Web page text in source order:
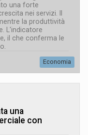
una forte
nei servizi. Il
la produttività
L'indicatore
il che conferma le
Economia
una
con